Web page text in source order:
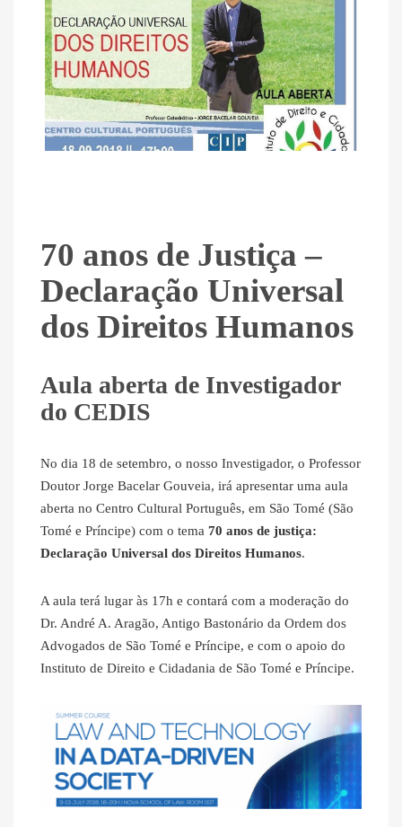
70 anos de Justiça –
Declaração Universal
dos Direitos Humanos
Aula aberta de Investigador
do CEDIS
No dia 18 de setembro, o nosso Investigador, o Professor
Doutor Jorge Bacelar Gouveia, irá apresentar uma aula
aberta no Centro Cultural Português, em São Tomé (São
Tomé e Príncipe) com o tema 70 anos de justiça:
Declaração Universal dos Direitos Humanos.
A aula terá lugar às 17h e contará com a moderação do
Dr. André A. Aragão, Antigo Bastonário da Ordem dos
Advogados de São Tomé e Príncipe, e com o apoio do
Instituto de Direito e Cidadania de São Tomé e Príncipe.